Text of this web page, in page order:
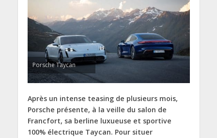
Porsche Taycan
Après un intense teasing de plusieurs mois,
Porsche présente, à la veille du salon de
Francfort, sa berline luxueuse et sportive
100% électrique Taycan. Pour situer